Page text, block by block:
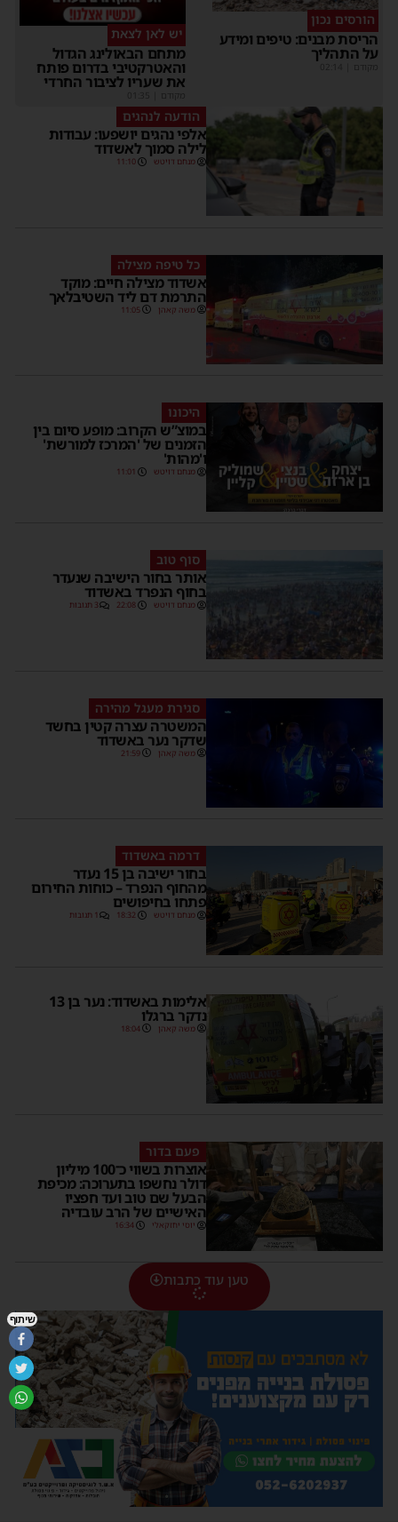
הורסים נכון
הריסת מבנים: טיפים ומידע
על התהליך
מקודם
יש לאן לצאת
מתחם הבאולינג הגדול
והאטרקטיבי בדרום פותח
את שעריו לציבור החרדי
מקודם
הודעה לנהגים
אלפי נהגים יושפעו: עבודות
לילה סמוך לאשדוד
מנחם דויטש 11:10
כל טיפה מצילה
אשדוד מצילה חיים: מוקד
התרמת דם ליד השטיבלאך
משה קאהן 11:05
היכונו
במוצ”ש הקרוב: מופע סיום בין
הזמנים של 'המרכז למורשת'
ו'מהות'
מנחם דויטש 11:01
סוף טוב
אותר בחור הישיבה שנעדר
בחוף הנפרד באשדוד
מנחם דויטש 22:08 3 תגובות
סגירת מעגל מהירה
המשטרה עצרה קטין בחשד
שדקר נער באשדוד
משה קאהן 21:59
דרמה באשדוד
בחור ישיבה בן 15 נעדר
מהחוף הנפרד – כוחות החירום
פתחו בחיפושים
מנחם דויטש 18:32 1 תגובות
אלימות באשדוד: נער בן 13
נדקר ברגלו
משה קאהן 18:04
פעם בדור
אוצרות בשווי כ־100 מיליון
דולר נחשפו בתערוכה: מכיפת
הבעל שם טוב ועד חפציו
האישיים של הרב עובדיה
יוסי יחזקאלי 16:34
טען עוד כתבות
שיתוף